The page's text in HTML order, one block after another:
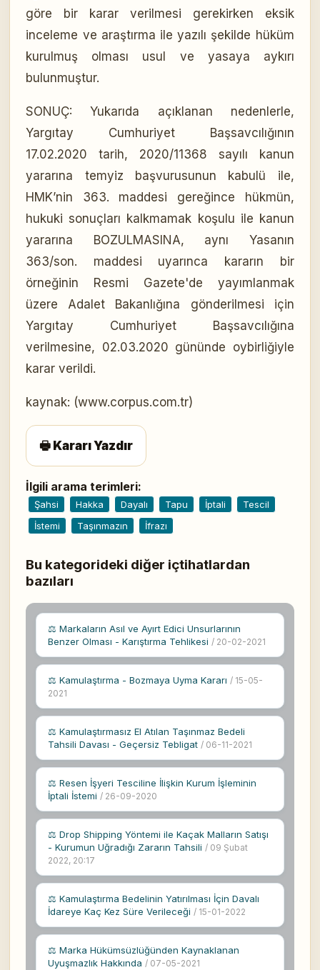
göre bir karar verilmesi gerekirken eksik
inceleme ve araştırma ile yazılı şekilde hüküm
kurulmuş olması usul ve yasaya aykırı
bulunmuştur.
SONUÇ: Yukarıda açıklanan nedenlerle,
Yargıtay Cumhuriyet Başsavcılığının
17.02.2020 tarih, 2020/11368 sayılı kanun
yararına temyiz başvurusunun kabulü ile,
HMK’nin 363. maddesi gereğince hükmün,
hukuki sonuçları kalkmamak koşulu ile kanun
yararına BOZULMASINA, aynı Yasanın
363/son. maddesi uyarınca kararın bir
örneğinin Resmi Gazete'de yayımlanmak
üzere Adalet Bakanlığına gönderilmesi için
Yargıtay Cumhuriyet Başsavcılığına
verilmesine, 02.03.2020 gününde oybirliğiyle
karar verildi.
kaynak: (www.corpus.com.tr)
🖶 Kararı Yazdır
İlgili arama terimleri:
Şahsi Hakka Dayalı Tapu İptali
Tescil
İstemi
Taşınmazın İfrazı
Bu kategorideki diğer içtihatlardan
bazıları
⚖ Markaların Asıl ve Ayırt Edici Unsurlarının
Benzer Olması - Karıştırma Tehlikesi / 20-02-2021
⚖ Kamulaştırma - Bozmaya Uyma Kararı / 15-05-
2021
⚖ Kamulaştırmasız El Atılan Taşınmaz Bedeli
Tahsili Davası - Geçersiz Tebligat / 06-11-2021
⚖ Resen İşyeri Tesciline İlişkin Kurum İşleminin
İptali İstemi / 26-09-2020
⚖ Drop Shipping Yöntemi ile Kaçak Malların Satışı
- Kurumun Uğradığı Zararın Tahsili / 09 Şubat
2022, 20:17
⚖ Kamulaştırma Bedelinin Yatırılması İçin Davalı
İdareye Kaç Kez Süre Verileceği / 15-01-2022
⚖ Marka Hükümsüzlüğünden Kaynaklanan
Uyuşmazlık Hakkında / 07-05-2021